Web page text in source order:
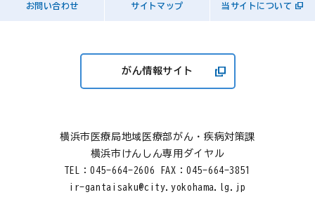
お問い合わせ サイトマップ 当サイトについて
がん情報サイト
横浜市医療局地域医療部がん・疾病対策課
横浜市けんしん専用ダイヤル
TEL：045-664-2606 FAX：045-664-3851
ir-gantaisaku@city.yokohama.lg.jp